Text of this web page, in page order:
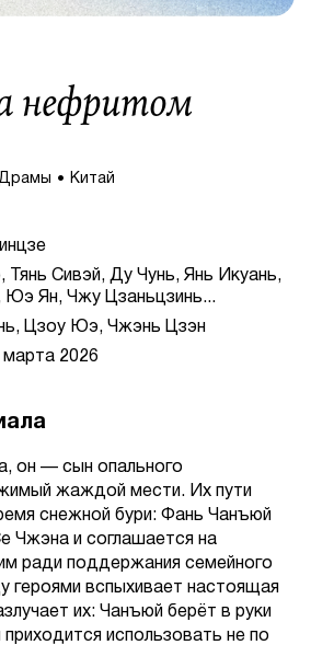
нефритом
Китай
Сивэй, Ду Чунь, Янь Икуань,
Юэ Ян, Чжу Цзаньцзинь...
Цзоу Юэ, Чжэнь Цзэн
2026
он — сын опального
жаждой мести. Их пути
снежной бури: Фань Чанъюй
Чжэна и соглашается на
ради поддержания семейного
героями вспыхивает настоящая
их: Чанъюй берёт в руки
использовать не по